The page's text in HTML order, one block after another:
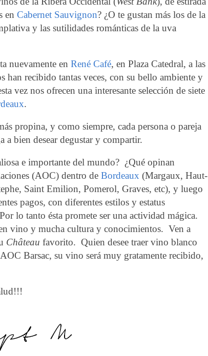
en Cabernet Sauvignon? ¿O te gustan más los de la
y las sutilidades románticas de la uva
nuevamente en René Café, en Plaza Catedral, a las
han recibido tantas veces, con su bello ambiente y
vez nos ofrecen una interesante selección de siete
.
propina, y como siempre, cada persona o pareja
a bien desear degustar y compartir.
e importante del mundo? ¿Qué opinan
(AOC) dentro de Bordeaux (Margaux, Haut-
Saint Emilion, Pomerol, Graves, etc), y luego
pagos, con diferentes estilos y estatus
Por lo tanto ésta promete ser una actividad mágica.
vino y mucha cultura y conocimientos. Ven a
Château favorito. Quien desee traer vino blanco
Barsac, su vino será muy gratamente recibido,